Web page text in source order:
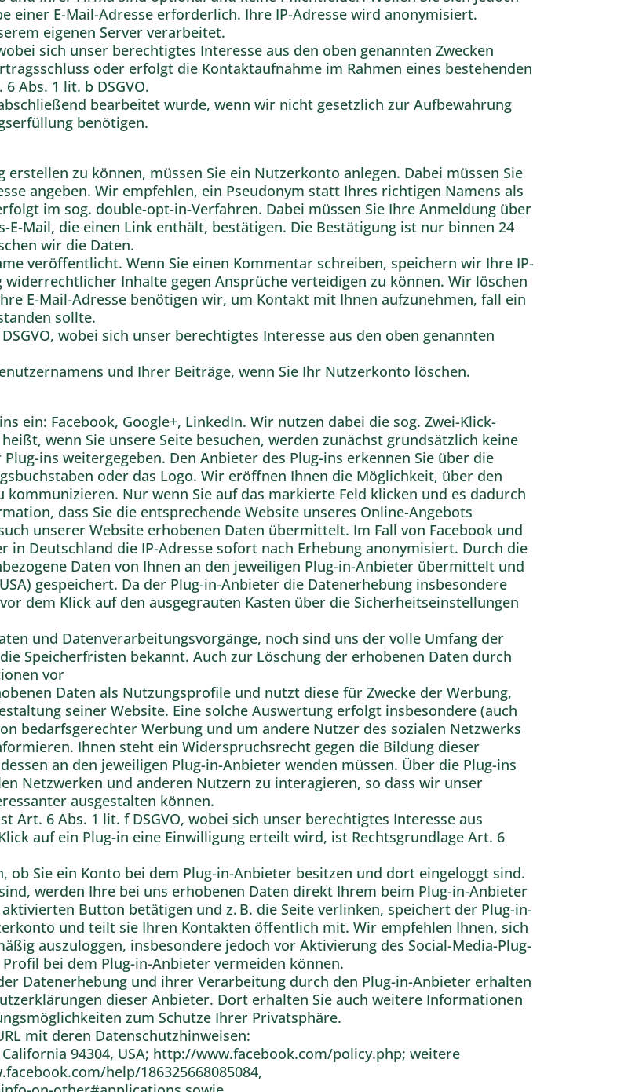
einer E-Mail-Adresse erforderlich. Ihre IP-Adresse wird anonymisiert.
eigenen Server verarbeitet.
sich unser berechtigtes Interesse aus den oben genannten Zwecken
oder erfolgt die Kontaktaufnahme im Rahmen eines bestehenden
Abs. 1 lit. b DSGVO.
bearbeitet wurde, wenn wir nicht gesetzlich zur Aufbewahrung
benötigen.
zu können, müssen Sie ein Nutzerkonto anlegen. Dabei müssen Sie
angeben. Wir empfehlen, ein Pseudonym statt Ihres richtigen Namens als
im sog. double-opt-in-Verfahren. Dabei müssen Sie Ihre Anmeldung über
E-Mail, die einen Link enthält, bestätigen. Die Bestätigung ist nur binnen 24
wir die Daten.
veröffentlicht. Wenn Sie einen Kommentar schreiben, speichern wir Ihre IP-
Inhalte gegen Ansprüche verteidigen zu können. Wir löschen
E-Mail-Adresse benötigen wir, um Kontakt mit Ihnen aufzunehmen, fall ein
sollte.
wobei sich unser berechtigtes Interesse aus den oben genannten
und Ihrer Beiträge, wenn Sie Ihr Nutzerkonto löschen.
ein: Facebook, Google+, LinkedIn. Wir nutzen dabei die sog. Zwei-Klick-
wenn Sie unsere Seite besuchen, werden zunächst grundsätzlich keine
ins weitergegeben. Den Anbieter des Plug-ins erkennen Sie über die
oder das Logo. Wir eröffnen Ihnen die Möglichkeit, über den
Nur wenn Sie auf das markierte Feld klicken und es dadurch
dass Sie die entsprechende Website unseres Online-Angebots
unserer Website erhobenen Daten übermittelt. Im Fall von Facebook und
in Deutschland die IP-Adresse sofort nach Erhebung anonymisiert. Durch die
Daten von Ihnen an den jeweiligen Plug-in-Anbieter übermittelt und
gespeichert. Da der Plug-in-Anbieter die Datenerhebung insbesondere
dem Klick auf den ausgegrauten Kasten über die Sicherheitseinstellungen
und Datenverarbeitungsvorgänge, noch sind uns der volle Umfang der
Speicherfristen bekannt. Auch zur Löschung der erhobenen Daten durch
vor
Daten als Nutzungsprofile und nutzt diese für Zwecke der Werbung,
seiner Website. Eine solche Auswertung erfolgt insbesondere (auch
bedarfsgerechter Werbung und um andere Nutzer des sozialen Netzwerks
Ihnen steht ein Widerspruchsrecht gegen die Bildung dieser
an den jeweiligen Plug-in-Anbieter wenden müssen. Über die Plug-ins
Netzwerken und anderen Nutzern zu interagieren, so dass wir unser
ausgestalten können.
Art. 6 Abs. 1 lit. f DSGVO, wobei sich unser berechtigtes Interesse aus
auf ein Plug-in eine Einwilligung erteilt wird, ist Rechtsgrundlage Art. 6
ob Sie ein Konto bei dem Plug-in-Anbieter besitzen und dort eingeloggt sind.
werden Ihre bei uns erhobenen Daten direkt Ihrem beim Plug-in-Anbieter
Button betätigen und z. B. die Seite verlinken, speichert der Plug-in-
und teilt sie Ihren Kontakten öffentlich mit. Wir empfehlen Ihnen, sich
auszuloggen, insbesondere jedoch vor Aktivierung des Social-Media-Plug-
bei dem Plug-in-Anbieter vermeiden können.
Datenerhebung und ihrer Verarbeitung durch den Plug-in-Anbieter erhalten
dieser Anbieter. Dort erhalten Sie auch weitere Informationen
zum Schutze Ihrer Privatsphäre.
mit deren Datenschutzhinweisen:
94304, USA; http://www.facebook.com/policy.php; weitere
help/186325668085084,